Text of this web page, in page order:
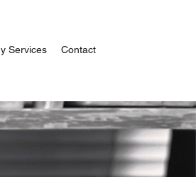
Services Contact